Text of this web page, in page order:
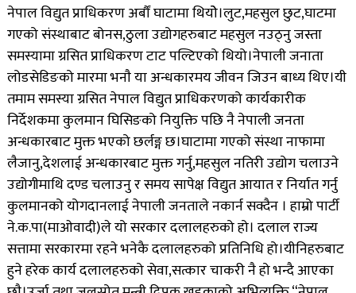
नेपाल विद्युत प्राधिकरण अर्बौं घाटामा थियोे।लुट,महसुल छुट,घाटमा
गएको संस्थाबाट बोनस,ठुला उद्योगहरुबाट महसुल नउठ्नु जस्ता
समस्यामा ग्रसित प्राधिकरण टाट पल्टिएको थियो।नेपाली जनाता
लोडसेडिङको मारमा भनाै या अन्धकारमय जीवन जिउन बाध्य थिए।यी
तमाम समस्या ग्रसित नेपाल विद्युत प्राधिकरणको कार्यकारीक
निर्देशकमा कुलमान घिसिङको नियुक्ति पछि नै नेपाली जनता
अन्धकारबाट मुक्त भएको छर्लङ्ग छ।घाटामा गएको संस्था नाफामा
लैजानु,देशलाई अन्धकारबाट मुक्त गर्नु,महसुल नतिरी उद्योग चलाउने
उद्योगीमाथि दण्ड चलाउनु र समय सापेक्ष विद्युत आयात र निर्यात गर्नु
कुलमानको योगदानलाई नेपाली जनताले नकार्न सक्दैन । हाम्रो पार्टी
ने.क.पा(माओवादी)ले यो सरकार दलालहरुको हो। दलाल राज्य
सत्तामा सरकारमा रहने भनेकै दलालहरुको प्रतिनिधि हो।यीनिहरुबाट
हुने हरेक कार्य दलालहरुको सेवा,सत्कार चाकरी नै हो भन्दै आएका